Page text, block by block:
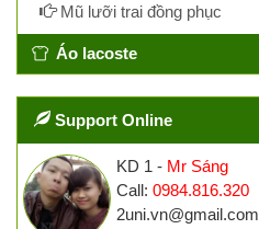
Mũ lưỡi trai đồng phục
Áo lacoste
Support Online
KD 1 - Mr Sáng
Call: 0984.816.320
2uni.vn@gmail.com